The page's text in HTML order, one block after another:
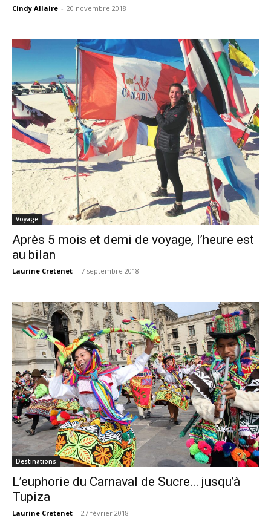
Cindy Allaire - 20 novembre 2018
Voyage
Après 5 mois et demi de voyage, l’heure est
au bilan
Laurine Cretenet - 7 septembre 2018
Destinations
L’euphorie du Carnaval de Sucre… jusqu’à
Tupiza
Laurine Cretenet - 27 février 2018